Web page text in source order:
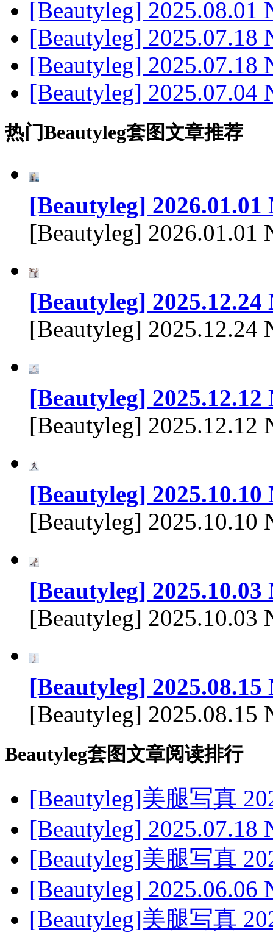
[Beautyleg] 2025.08.01
[Beautyleg] 2025.07.18
[Beautyleg] 2025.07.18
[Beautyleg] 2025.07.04
热门Beautyleg套图文章推荐
[Beautyleg] 2026.01.01
[Beautyleg] 2026.01.01
[Beautyleg] 2025.12.24
[Beautyleg] 2025.12.24
[Beautyleg] 2025.12.12
[Beautyleg] 2025.12.12
[Beautyleg] 2025.10.10
[Beautyleg] 2025.10.10
[Beautyleg] 2025.10.03
[Beautyleg] 2025.10.03
[Beautyleg] 2025.08.15
[Beautyleg] 2025.08.15
Beautyleg套图文章阅读排行
[Beautyleg]美腿写真
[Beautyleg] 2025.07.18
[Beautyleg]美腿写真
[Beautyleg] 2025.06.06
[Beautyleg]美腿写真